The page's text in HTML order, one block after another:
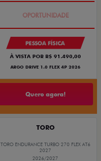
PESSOA FÍSICA
À VISTA POR R$ 91.490,00
ARGO DRIVE 1.0 FLEX 4P 2026
Quero agora!
TORO
TORO ENDURANCE TURBO 270 FLEX AT6
2027
2026/2027